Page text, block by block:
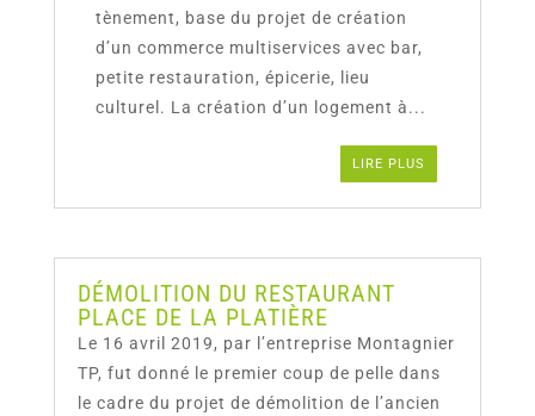
tènement, base du projet de création
d’un commerce multiservices avec bar,
petite restauration, épicerie, lieu
culturel. La création d’un logement à...
LIRE PLUS
DÉMOLITION DU RESTAURANT
PLACE DE LA PLATIÈRE
Le 16 avril 2019, par l’entreprise Montagnier
TP, fut donné le premier coup de pelle dans
le cadre du projet de démolition de l’ancien